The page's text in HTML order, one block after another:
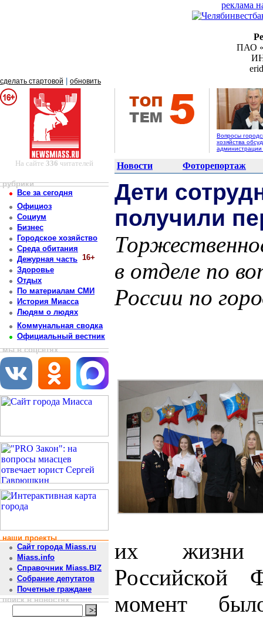
реклама
ПАО
сделать стартовой обновить
Вопросы
хозяйства
На сайте 336 читателей Новости Фоторепортаж
рубрики
Все за сегодня
Официоз
Социум
Бизнес
Городское хозяйство
Среда обитания
Дежурная часть 16+
Здоровье
Отдых
По материалам СМИ
История Миасса
Людям о людях
Коммунальная сводка
Официальный вестник
мы в соцсетях
наши проекты
Сайт города Miass.ru
Miass.info
Справочник Miass.BIZ
Собрание депутатов
Почетные граждане
поиск в новостях
Дети
получили
в отделе по
России по
их жизни
Российской
момент